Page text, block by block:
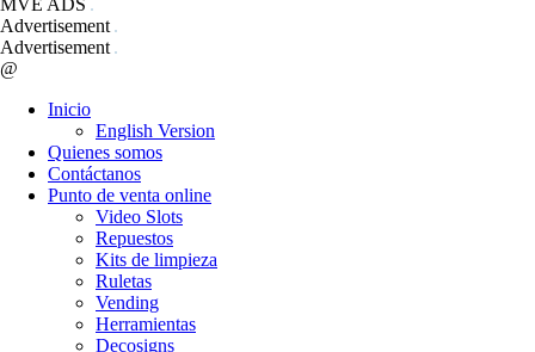
MVE ADS
Advertisement
Advertisement
@
Inicio
English Version
Quienes somos
Contáctanos
Punto de venta online
Video Slots
Repuestos
Kits de limpieza
Ruletas
Vending
Herramientas
Decosigns